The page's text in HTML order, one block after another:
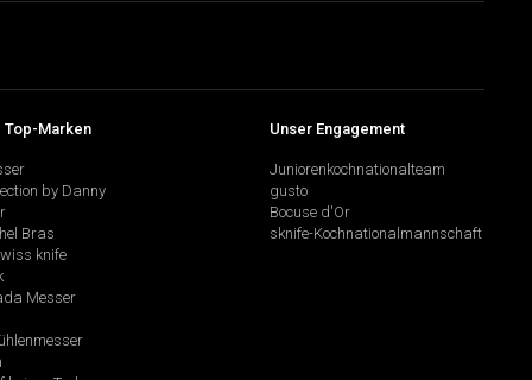
Top-Marken
by Danny
Bras
knife
Messer
Unser Engagement
Juniorenkochnationalteam
gusto
Bocuse d'Or
sknife-Kochnationalmannschaft